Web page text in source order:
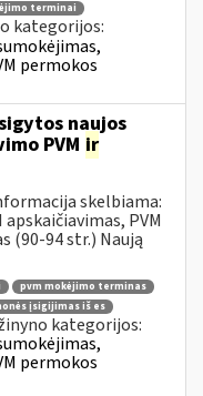
terminai
kategorijos:
permokos
naujos
PVM ir
skelbiama:
PVM
(90-94 str.) Naują
pvm mokėjimo terminas
įsigijimas iš es
kategorijos:
permokos